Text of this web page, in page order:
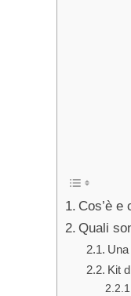
Cos’è e
Quali
Kit